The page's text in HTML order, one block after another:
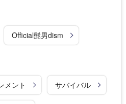
Official髭男dism
メント サバイバル